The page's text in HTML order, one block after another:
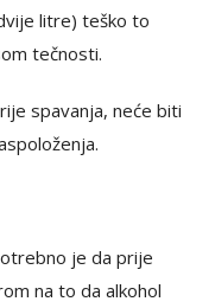
litre) teško to
tečnosti.
spavanja, neće biti
je da prije
na to da alkohol